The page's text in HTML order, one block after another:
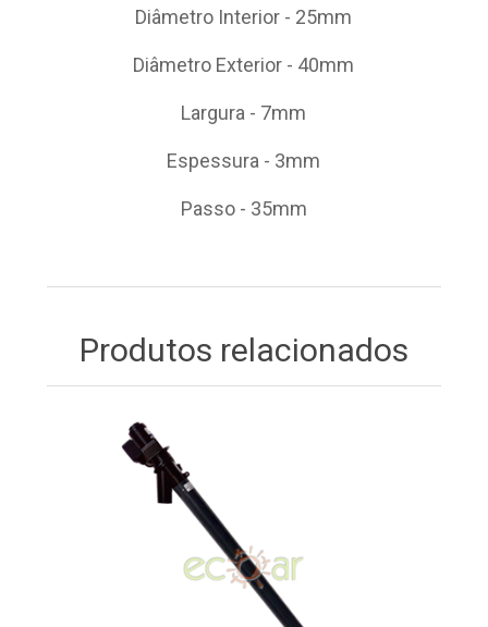
Diâmetro Interior - 25mm
Diâmetro Exterior - 40mm
Largura - 7mm
Espessura - 3mm
Passo - 35mm
Produtos relacionados